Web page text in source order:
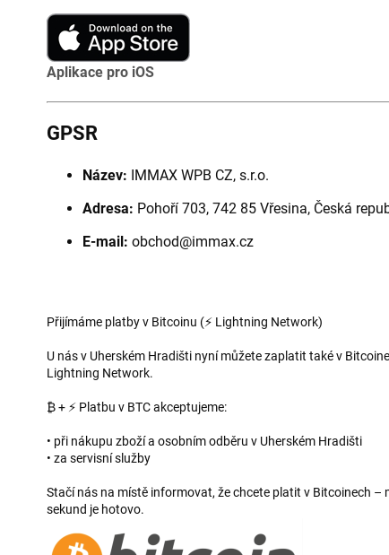
Aplikace pro iOS
GPSR
Název: IMMAX WPB CZ, s.r.o.
Adresa: Pohoří 703, 742 85 Vřesina, Česká
E-mail: obchod@immax.cz
Přijímáme platby v Bitcoinu (⚡ Lightning Network)
U nás v Uherském Hradišti nyní můžete zaplatit také v
Lightning Network.
₿ + ⚡ Platbu v BTC akceptujeme:
• při nákupu zboží a osobním odběru v Uherském Hradišti
• za servisní služby
Stačí nás na místě informovat, že chcete platit v Bitcoinech –
sekund je hotovo.